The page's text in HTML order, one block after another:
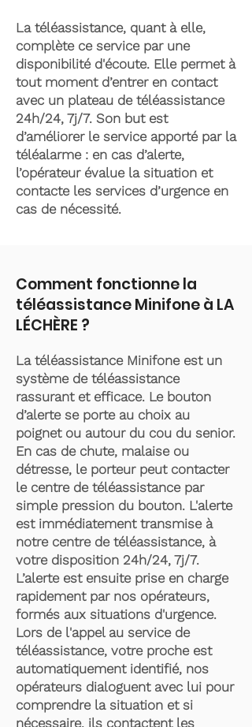
La téléassistance, quant à elle,
complète ce service par une
disponibilité d'écoute. Elle permet à
tout moment d’entrer en contact
avec un plateau de téléassistance
24h/24, 7j/7. Son but est
d’améliorer le service apporté par la
téléalarme : en cas d’alerte,
l’opérateur évalue la situation et
contacte les services d’urgence en
cas de nécessité.
Comment fonctionne la
téléassistance Minifone à LA
LÉCHÈRE ?
La téléassistance Minifone est un
système de téléassistance
rassurant et efficace. Le bouton
d’alerte se porte au choix au
poignet ou autour du cou du senior.
En cas de chute, malaise ou
détresse, le porteur peut contacter
le centre de téléassistance par
simple pression du bouton. L'alerte
est immédiatement transmise à
notre centre de téléassistance, à
votre disposition 24h/24, 7j/7.
L’alerte est ensuite prise en charge
rapidement par nos opérateurs,
formés aux situations d'urgence.
Lors de l'appel au service de
téléassistance, votre proche est
automatiquement identifié, nos
opérateurs dialoguent avec lui pour
comprendre la situation et si
nécessaire, ils contactent les